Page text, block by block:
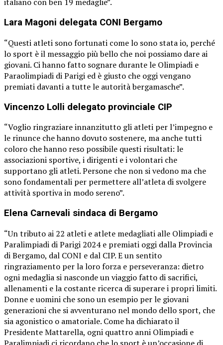
italiano con ben 19 medaglie”.
Lara Magoni delegata CONI Bergamo
“Questi atleti sono fortunati come lo sono stata io, perché
lo sport è il messaggio più bello che noi possiamo dare ai
giovani. Ci hanno fatto sognare durante le Olimpiadi e
Paraolimpiadi di Parigi ed è giusto che oggi vengano
premiati davanti a tutte le autorità bergamasche”.
Vincenzo Lolli delegato provinciale CIP
“Voglio ringraziare innanzitutto gli atleti per l’impegno e
le rinunce che hanno dovuto sostenere, ma anche tutti
coloro che hanno reso possibile questi risultati: le
associazioni sportive, i dirigenti e i volontari che
supportano gli atleti. Persone che non si vedono ma che
sono fondamentali per permettere all’atleta di svolgere
attività sportiva in modo sereno”.
Elena Carnevali sindaca di Bergamo
“Un tributo ai 22 atleti e atlete medagliati alle Olimpiadi e
Paralimpiadi di Parigi 2024 e premiati oggi dalla Provincia
di Bergamo, dal CONI e dal CIP. E un sentito
ringraziamento per la loro forza e perseveranza: dietro
ogni medaglia si nasconde un viaggio fatto di sacrifici,
allenamenti e la costante ricerca di superare i propri limiti.
Donne e uomini che sono un esempio per le giovani
generazioni che si avventurano nel mondo dello sport, che
sia agonistico o amatoriale. Come ha dichiarato il
Presidente Mattarella, ogni quattro anni Olimpiadi e